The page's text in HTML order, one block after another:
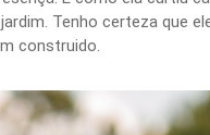
Tenho certeza que
construido.